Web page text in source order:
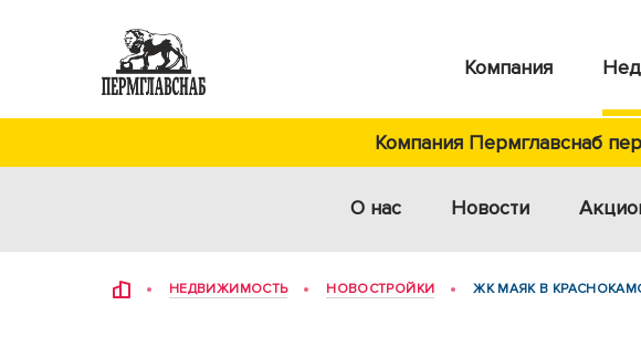
Компания
Компания Пермглавснаб
О нас Новости
НЕДВИЖИМОСТЬ НОВОСТРОЙКИ ЖК МАЯК В